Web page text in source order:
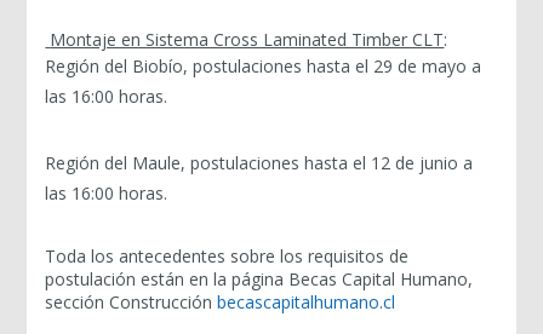
Montaje en Sistema Cross Laminated Timber CLT:
Región del Biobío, postulaciones hasta el 29 de mayo a
las 16:00 horas.
Región del Maule, postulaciones hasta el 12 de junio a
las 16:00 horas.
Toda los antecedentes sobre los requisitos de
postulación están en la página Becas Capital Humano,
sección Construcciónbecascapitalhumano.cl